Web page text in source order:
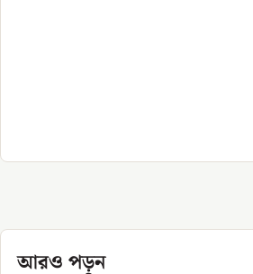
আরও পড়ুন